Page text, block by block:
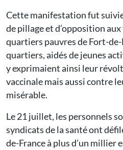
Cette manifestation fut
de pillage et d’opposition aux
quartiers pauvres de Fort-de-
quartiers, aidés de jeunes
y exprimaient ainsi leur
vaccinale mais aussi contre
misérable.
Le 21 juillet, les personnels
syndicats de la santé ont
de-France à plus d’un millier